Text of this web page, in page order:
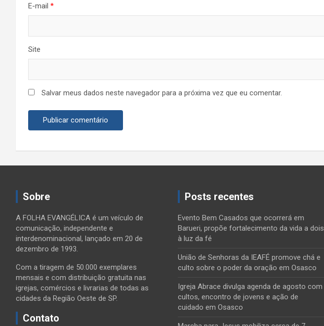
E-mail *
Site
Salvar meus dados neste navegador para a próxima vez que eu comentar.
Sobre
A FOLHA EVANGÉLICA é um veículo de
comunicação, independente e
interdenominacional, lançado em 20 de
dezembro de 1993.
Com a tiragem de 50.000 exemplares
mensais e com distribuição gratuita nas
igrejas, comércios e livrarias de todas as
cidades da Região Oeste de SP.
Contato
Posts recentes
Evento Bem Casados que ocorrerá em
Barueri, propõe fortalecimento da vida a dois
à luz da fé
União de Senhoras da IEAFÉ promove chá e
culto sobre o poder da oração em Osasco
Igreja Abrace divulga agenda de agosto com
cultos, encontro de jovens e ação de
cuidado em Osasco